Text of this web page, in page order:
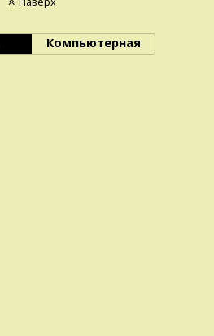
Компьютерная